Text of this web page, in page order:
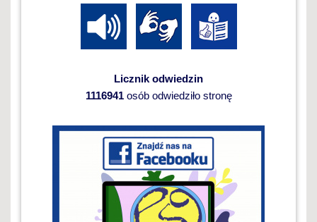
Licznik odwiedzin
1116941osób odwiedziło stronę